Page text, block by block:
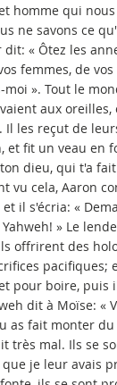
homme qui
ne savons ce
« Ôtez les
femmes, de
». Tout le
aux oreilles,
les reçut de
et fit un veau en
dieu, qui t'a
vu cela, Aaron
il s'écria: «
» Le
offrirent des
pacifiques;
pour boire, puis
dit à Moïse: «
as fait monter du
très mal. Ils se
je leur avais